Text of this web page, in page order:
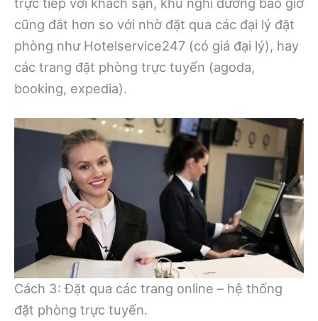
cũng đắt hơn so với nhờ đặt qua các đại lý đặt
phòng như Hotelservice247 (có giá đại lý), hay
các trang đặt phòng trực tuyến (agoda,
booking, expedia).
Cách 3: Đặt qua các trang online – hệ thống
đặt phòng trực tuyến.